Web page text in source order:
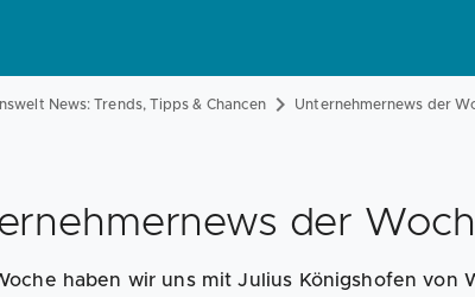
News: Trends, Tipps & Chancen Unternehmernews der
der
haben wir uns mit Julius Königshofen von